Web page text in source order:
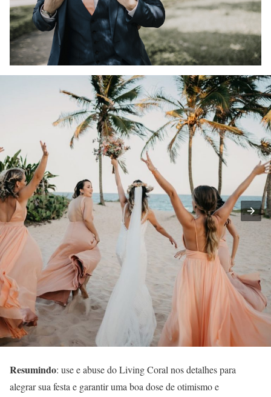
Resumindo: use e abuse do Living Coral nos detalhes para
alegrar sua festa e garantir uma boa dose de otimismo e